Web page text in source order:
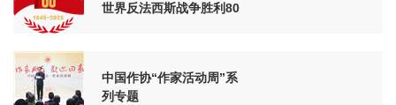
世界反法西斯战争胜利80
中国作协“作家活动周”系
列专题